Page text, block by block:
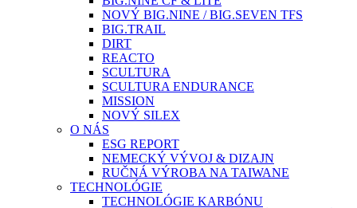
NOVÝ BIG.NINE / BIG.SEVEN TFS
BIG.TRAIL
DIRT
REACTO
SCULTURA
SCULTURA ENDURANCE
MISSION
NOVÝ SILEX
O NÁS
ESG REPORT
NEMECKÝ VÝVOJ & DIZAJN
RUČNÁ VÝROBA NA TAIWANE
TECHNOLÓGIE
TECHNOLÓGIE KARBÓNU